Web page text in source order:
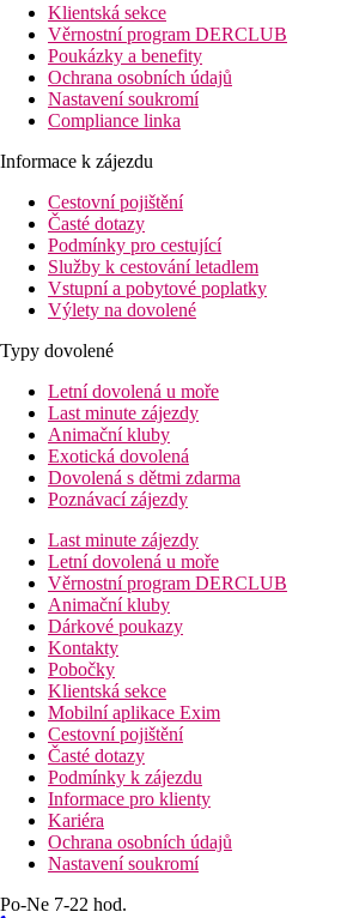
Klientská sekce
Věrnostní program DERCLUB
Poukázky a benefity
Ochrana osobních údajů
Nastavení soukromí
Compliance linka
Informace k zájezdu
Cestovní pojištění
Časté dotazy
Podmínky pro cestující
Služby k cestování letadlem
Vstupní a pobytové poplatky
Výlety na dovolené
Typy dovolené
Letní dovolená u moře
Last minute zájezdy
Animační kluby
Exotická dovolená
Dovolená s dětmi zdarma
Poznávací zájezdy
Last minute zájezdy
Letní dovolená u moře
Věrnostní program DERCLUB
Animační kluby
Dárkové poukazy
Kontakty
Pobočky
Klientská sekce
Mobilní aplikace Exim
Cestovní pojištění
Časté dotazy
Podmínky k zájezdu
Informace pro klienty
Kariéra
Ochrana osobních údajů
Nastavení soukromí
Po-Ne 7-22 hod.